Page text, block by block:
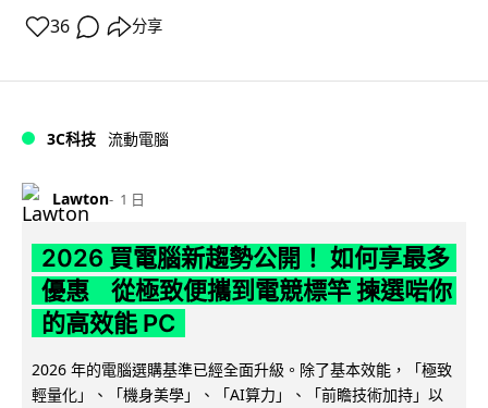
36 分享
3C科技 流動電腦
Lawton 1 日
2026 買電腦新趨勢公開！ 如何享最多
優惠 從極致便攜到電競標竿 揀選啱你
的高效能 PC
2026 年的電腦選購基準已經全面升級。除了基本效能，「極致
輕量化」、「機身美學」、「AI算力」、「前瞻技術加持」以